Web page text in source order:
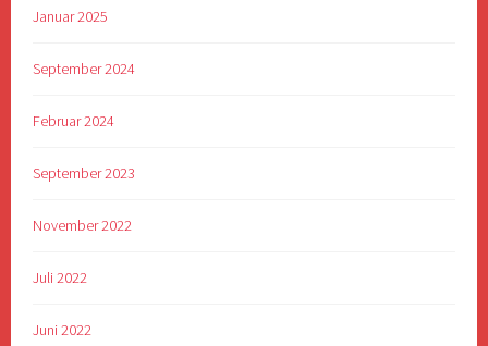
Januar 2025
September 2024
Februar 2024
September 2023
November 2022
Juli 2022
Juni 2022